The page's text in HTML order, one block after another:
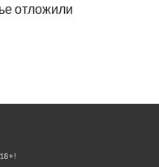
отложили